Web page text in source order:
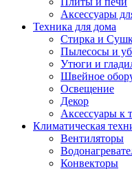
Аксессуары
Техника для дома
Стирка и
Пылесосы и
Утюги и
Швейное
Освещение
Декор
Аксессуары к
Климатическая
Вентиляторы
Конвекторы